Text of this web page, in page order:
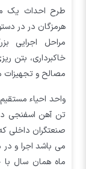
هرمزگان در در
مراحل اجرایی
خاکبرداری، بتن
مصالح و تجهیزات مورد
صنعتگران داخلی
ماه همان سال با